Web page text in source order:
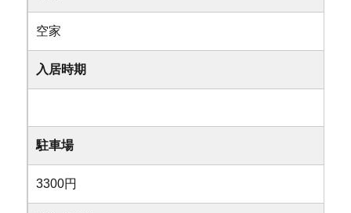
空家
入居時期
駐車場
3300円